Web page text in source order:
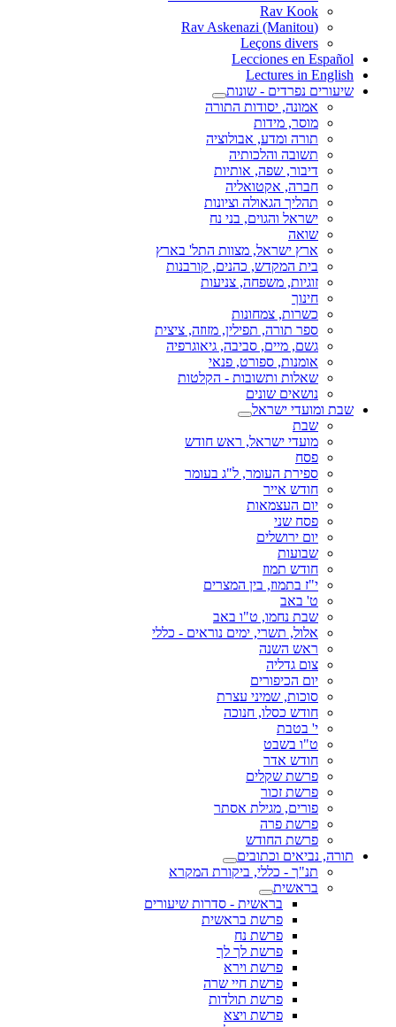
Rav Kook
(Rav Askenazi (Manitou
Leçons divers
Lecciones en Español
Lectures in English
שיעורים נפרדים - שונות
אמונה, יסודות התורה
מוסר, מידות
תורה ומדע, אבולוציה
תשובה והלכותיה
דיבור, שפה, אותיות
חברה, אקטואליה
תהליך הגאולה וציונות
ישראל והגוים, בני נח
שואה
ארץ ישראל, מצוות התל' בארץ
בית המקדש, כהנים, קורבנות
זוגיות, משפחה, צניעות
חינוך
כשרות, צמחונות
ספר תורה, תפילין, מזוזה, ציצית
גשם, מיים, סביבה, גיאוגרפיה
אומנות, ספורט, פנאי
שאלות ותשובות - הקלטות
נושאים שונים
שבת ומועדי ישראל
שבת
מועדי ישראל, ראש חודש
פסח
ספירת העומר, ל"ג בעומר
חודש אייר
יום העצמאות
פסח שני
יום ירושלים
שבועות
חודש תמוז
י"ז בתמוז, בין המצרים
ט' באב
שבת נחמו, ט"ו באב
אלול, תשרי, ימים נוראים - כללי
ראש השנה
צום גדליה
יום הכיפורים
סוכות, שמיני עצרת
חודש כסלו, חנוכה
י' בטבת
ט"ו בשבט
חודש אדר
פרשת שקלים
פרשת זכור
פורים, מגילת אסתר
פרשת פרה
פרשת החודש
תורה, נביאים וכתובים
תנ"ך - כללי, ביקורת המקרא
בראשית
בראשית - סדרות שיעורים
פרשת בראשית
פרשת נח
פרשת לך לך
פרשת וירא
פרשת חיי שרה
פרשת תולדות
פרשת ויצא